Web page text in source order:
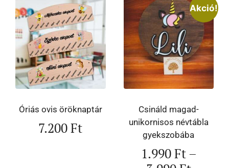
Óriás ovis öröknaptár
7.200Ft
Akció!
Csináld magad-
unikornisos névtábla
gyekszobába
1.990Ft–